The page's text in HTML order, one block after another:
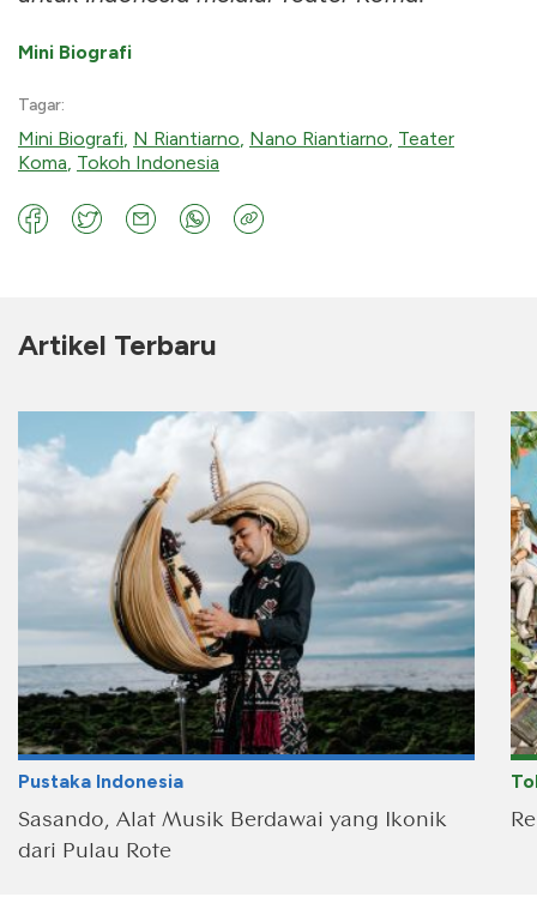
Mini Biografi
Tagar:
Mini Biografi, N Riantiarno, Nano Riantiarno, Teater
Koma, Tokoh Indonesia
Artikel Terbaru
Pustaka Indonesia
Sasando, Alat Musik Berdawai yang Ikonik
dari Pulau Rote